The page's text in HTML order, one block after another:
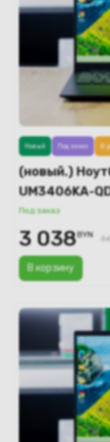
(новый.)
UM3406KA-
Под заказ
В корзину
Новый Под заказ В
3 038BYN